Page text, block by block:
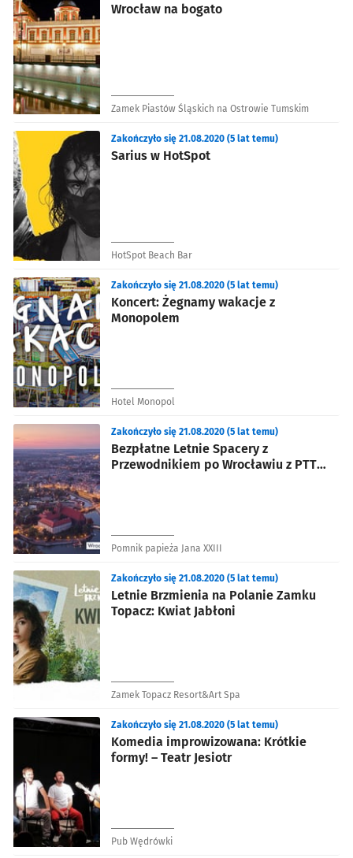
Wrocław na bogato
Zamek Piastów Śląskich na Ostrowie Tumskim
Sarius w HotSpot
Zakończyło się 21.08.2020 (5 lat temu)
HotSpot Beach Bar
Koncert: Żegnamy wakacje z
Monopolem
Zakończyło się 21.08.2020 (5 lat temu)
Hotel Monopol
Bezpłatne Letnie Spacery z
Przewodnikiem po Wrocławiu z PTTK,
Zakończyło się 21.08.2020 (5 lat temu)
Pomnik papieża Jana XXIII
Letnie Brzmienia na Polanie Zamku
Topacz: Kwiat Jabłoni
Zakończyło się 21.08.2020 (5 lat temu)
Zamek Topacz Resort&Art Spa
Komedia improwizowana: Krótkie
formy! – Teatr Jesiotr
Zakończyło się 21.08.2020 (5 lat temu)
Pub Wędrówki